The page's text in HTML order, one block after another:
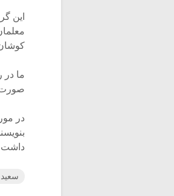
ما در
صورت
در
داشت